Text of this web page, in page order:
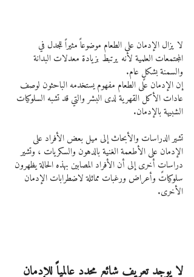
لا يزال الإدمان على الطعام موضوعاً مثيراً للجدل في
المجتمعات العلمية لأنه يرتبط بزيادة معدلات البدانة
والسمنة بشكلٍ عام.
إن الإدمان على الطعام مفهوم يستخدمه الباحثون لوصف
عادات الأكل القهرية لدى البشر والتي قد تشبه السلوكيات
الشبيهة بالإدمان.
تشير الدراسات والأبحاث إلى ميل بعض الأفراد على
الإدمان على الأطعمة الغنية بالدهون والسكريات ، وتشير
دراساتٍ أخرى إلى أن الأفراد المصابين بهذه الحالة يظهرون
سلوكيات وأعراض ورغبات مماثلة لاضطرابات الإدمان
الأخرى.
لا يوجد تعريف شائع محدد عالمياً للإدمان